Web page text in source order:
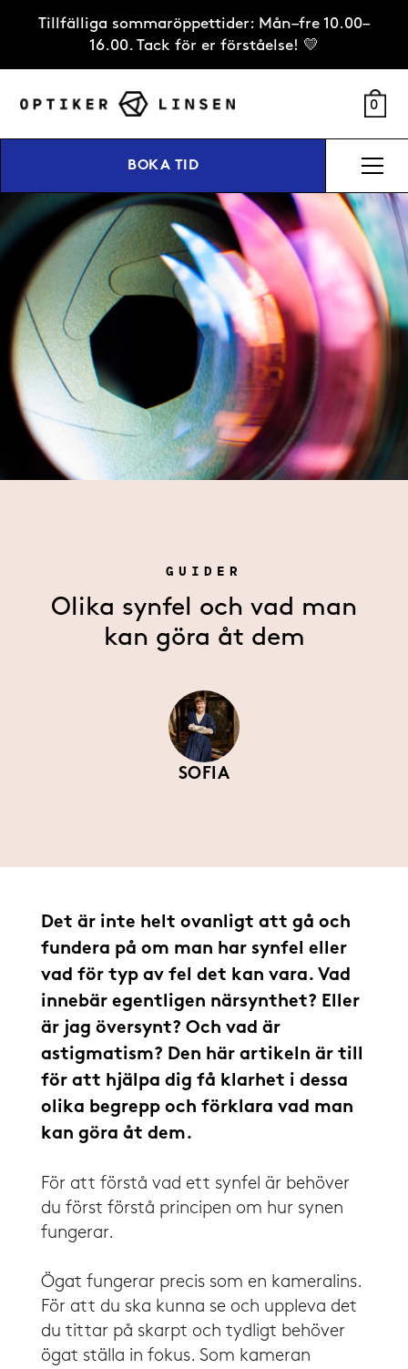
Tillfälliga sommaröppettider: Mån–fre 10.00–
16.00. Tack för er förståelse! 💛
0
BOKA TID
GUIDER
Olika synfel och vad man
kan göra åt dem
SOFIA
Det är inte helt ovanligt att gå och
fundera på om man har synfel eller
vad för typ av fel det kan vara. Vad
innebär egentligen närsynthet? Eller
är jag översynt? Och vad är
astigmatism? Den här artikeln är till
för att hjälpa dig få klarhet i dessa
olika begrepp och förklara vad man
kan göra åt dem.
För att förstå vad ett synfel är behöver
du först förstå principen om hur synen
fungerar.
​​Ögat fungerar precis som en kameralins.
För att du ska kunna se och uppleva det
du tittar på skarpt och tydligt behöver
ögat ställa in fokus. Som kameran